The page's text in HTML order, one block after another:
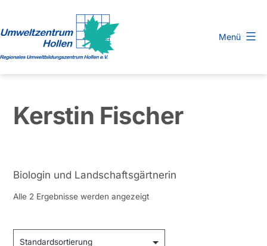
springen
Menü
Kerstin Fischer
Biologin und Landschaftsgärtnerin
Alle 2 Ergebnisse werden angezeigt